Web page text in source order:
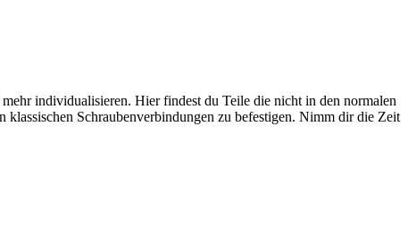
individualisieren. Hier findest du Teile die nicht in den normalen
Schraubenverbindungen zu befestigen. Nimm dir die Zeit